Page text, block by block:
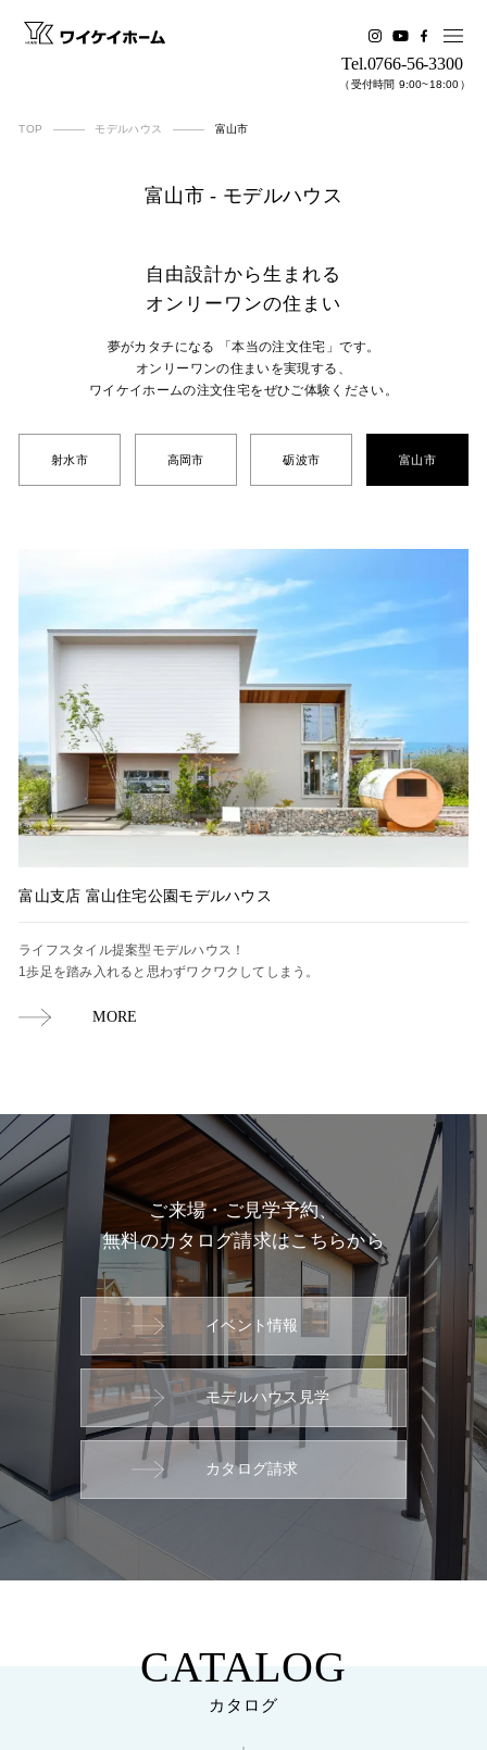
Tel.0766-56-3300
（受付時間 9:00~18:00）
TOP モデルハウス 富山市
富山市 - モデルハウス
自由設計から生まれる
オンリーワンの住まい
夢がカタチになる 「本当の注文住宅」です。
オンリーワンの住まいを実現する、
ワイケイホームの注文住宅をぜひご体験ください。
射水市 高岡市 砺波市 富山市
富山支店 富山住宅公園モデルハウス
ライフスタイル提案型モデルハウス！
1歩足を踏み入れると思わずワクワクしてしまう。
MORE
ご来場・ご見学予約、
無料のカタログ請求はこちらから
イベント情報
モデルハウス見学
カタログ請求
CATALOG
カタログ